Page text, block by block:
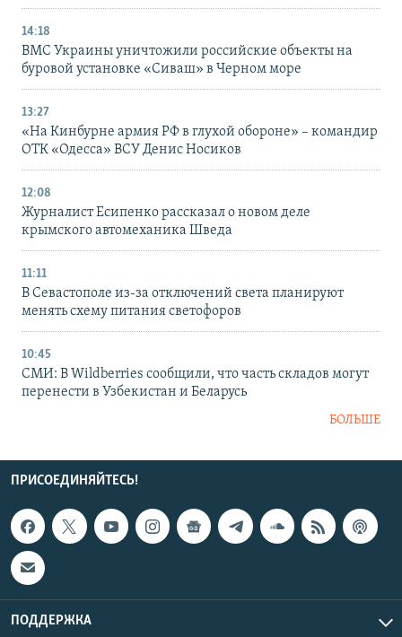
14:18
ВМС Украины уничтожили российские объекты на
буровой установке «Сиваш» в Черном море
13:27
«На Кинбурне армия РФ в глухой обороне» – командир
ОТК «Одесса» ВСУ Денис Носиков
12:08
Журналист Есипенко рассказал о новом деле
крымского автомеханика Шведа
11:11
В Севастополе из-за отключений света планируют
менять схему питания светофоров
10:45
СМИ: В Wildberries сообщили, что часть складов могут
перенести в Узбекистан и Беларусь
БОЛЬШЕ
ПРИСОЕДИНЯЙТЕСЬ!
ПОДДЕРЖКА